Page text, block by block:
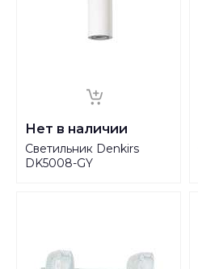
Нет в наличии
Светильник Denkirs
DK5008-GY